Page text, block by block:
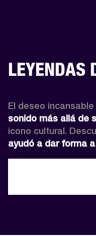
LEYENDAS
El deseo
sonido más allá de
ayudó a dar forma